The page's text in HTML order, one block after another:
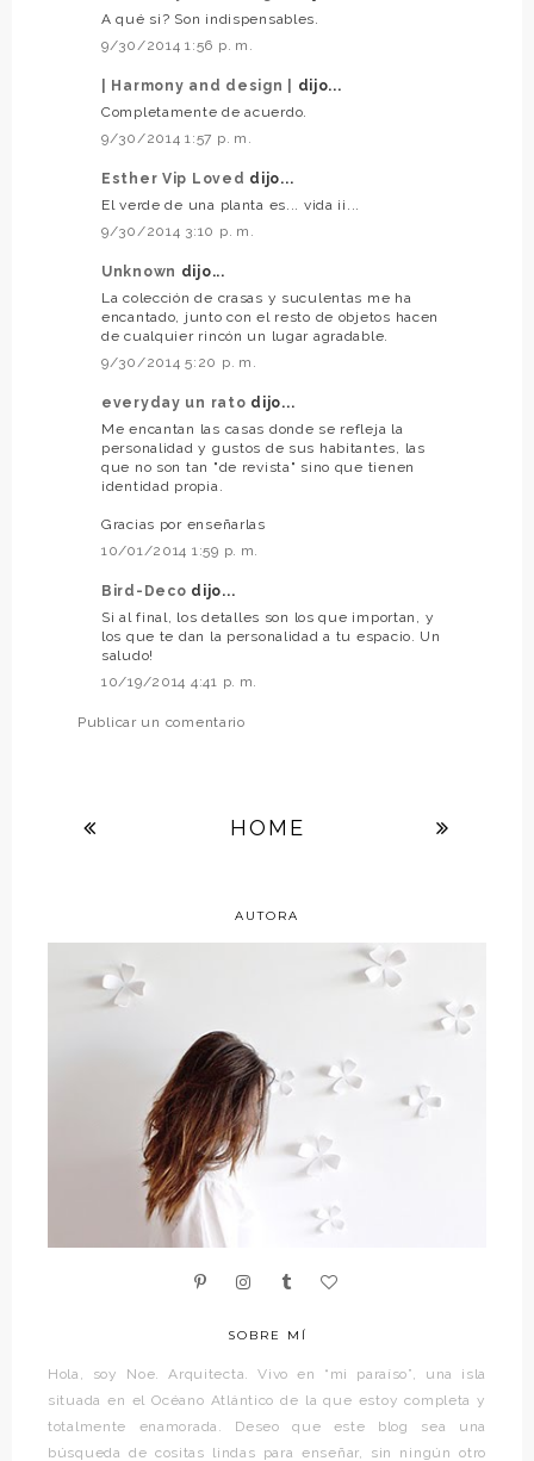
A qué si? Son indispensables.
9/30/2014 1:56 p. m.
| Harmony and design |
dijo...
Completamente de acuerdo.
9/30/2014 1:57 p. m.
Esther Vip Loved dijo...
El verde de una planta es... vida ¡¡...
9/30/2014 3:10 p. m.
Unknown dijo...
La colección de crasas y suculentas me ha
encantado, junto con el resto de objetos hacen
de cualquier rincón un lugar agradable.
9/30/2014 5:20 p. m.
everyday un rato dijo...
Me encantan las casas donde se refleja la
personalidad y gustos de sus habitantes, las
que no son tan "de revista" sino que tienen
identidad propia.
Gracias por enseñarlas
10/01/2014 1:59 p. m.
Bird-Deco dijo...
Si al final, los detalles son los que importan, y
los que te dan la personalidad a tu espacio. Un
saludo!
10/19/2014 4:41 p. m.
Publicar un comentario
HOME
AUTORA
SOBRE MÍ
Hola, soy Noe. Arquitecta. Vivo en “mi paraíso”, una isla
situada en el Océano Atlántico de la que estoy completa y
totalmente enamorada. Deseo que este blog sea una
búsqueda de cositas lindas para enseñar, sin ningún otro